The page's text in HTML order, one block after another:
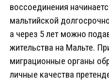
воссоединения
мальтийской
а через 5 лет можно
жительства на Мальте.
миграционные органы
личные качества